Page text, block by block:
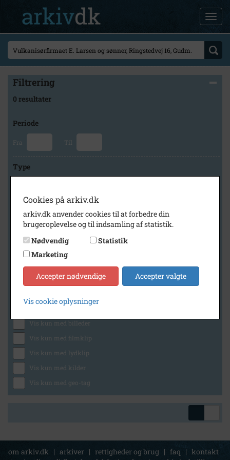
Filtrering
0 resultater
Periode
Fra Til
Type
Arkiv
Svinninge Lokalhistoriske Arkiv
Generelt
Vis kun med billeder
Vis kun med filmklip
Vis kun med lydklip
Vis kun med kilder
Vis kun med geo-tag
om arkiv.dk | arkiver | rettigheder og brug | faq | kontakt
Cookies på arkiv.dk
arkiv.dk anvender cookies til at forbedre din
brugeroplevelse og til indsamling af statistik.
Nødvendig
Statistik
Marketing
Accepter nødvendige Accepter valgte
Vis cookie oplysninger